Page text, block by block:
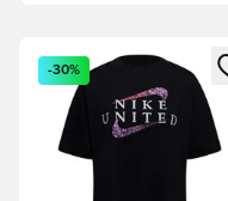
Öffnet ein Fenster
-30%